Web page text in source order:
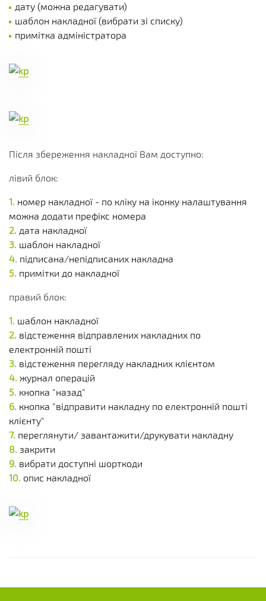
дату (можна редагувати)
шаблон накладної (вибрати зі списку)
примітка адміністратора
Після збереження накладної Вам доступно:
лівий блок:
номер накладної - по кліку на іконку налаштування
можна додати префікс номера
дата накладної
шаблон накладної
підписана/непідписаних накладна
примітки до накладної
правий блок:
шаблон накладної
відстеження відправлених накладних по
електронній пошті
відстеження перегляду накладних клієнтом
журнал операцій
кнопка "назад"
кнопка "відправити накладну по електронній пошті
клієнту"
переглянути/ завантажити/друкувати накладну
закрити
вибрати доступні шорткоди
опис накладної